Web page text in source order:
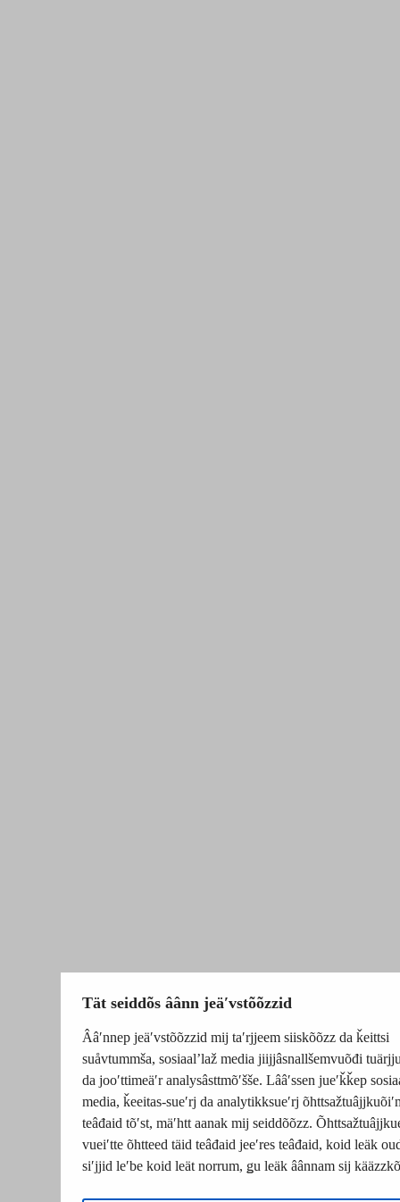
Tät seiddõs âânn jeäʹvstõõzzid
Ââʹnnep jeäʹvstõõzzid mij taʹrjjeem siiskõõzz da ǩeittsi
suåvtummša, sosiaalʼlaž media jiijjâsnallšemvuõđi
da jooʹttimeäʹr analysâsttmõʹšše. Lââʹssen jueʹǩǩep
media, ǩeeitas-sueʹrj da analytikksueʹrj
teâđaid tõʹst, mäʹhtt aanak mij seiddõõzz.
vueiʹtte õhtteed täid teâđaid jeeʹres teâđaid, koid leäk
siʹjjid leʹbe koid leät norrum, ǥu leäk âânnam sij